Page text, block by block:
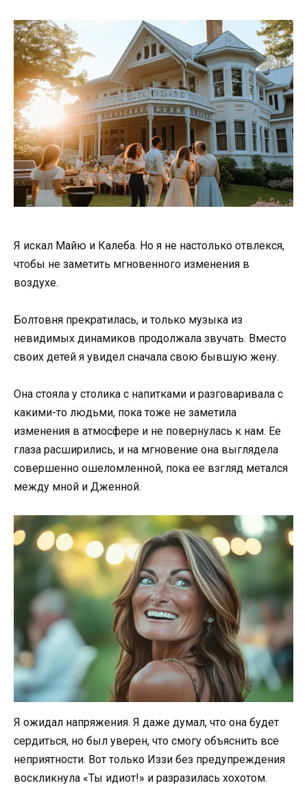
Я искал Майю и Калеба. Но я не настолько отвлекся,
чтобы не заметить мгновенного изменения в
воздухе.
Болтовня прекратилась, и только музыка из
невидимых динамиков продолжала звучать. Вместо
своих детей я увидел сначала свою бывшую жену.
Она стояла у столика с напитками и разговаривала с
какими-то людьми, пока тоже не заметила
изменения в атмосфере и не повернулась к нам. Ее
глаза расширились, и на мгновение она выглядела
совершенно ошеломленной, пока ее взгляд метался
между мной и Дженной.
Я ожидал напряжения. Я даже думал, что она будет
сердиться, но был уверен, что смогу объяснить все
неприятности. Вот только Иззи без предупреждения
воскликнула «Ты идиот!» и разразилась хохотом.